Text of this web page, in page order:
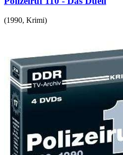
(1990, Krimi)